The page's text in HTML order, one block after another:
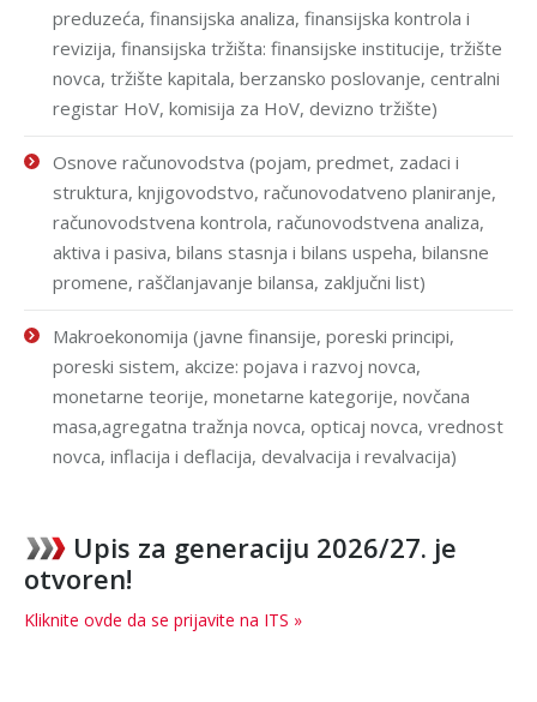
preduzeća, finansijska analiza, finansijska kontrola i
revizija, finansijska tržišta: finansijske institucije, tržište
novca, tržište kapitala, berzansko poslovanje, centralni
registar HoV, komisija za HoV, devizno tržište)
Osnove računovodstva (pojam, predmet, zadaci i
struktura, knjigovodstvo, računovodatveno planiranje,
računovodstvena kontrola, računovodstvena analiza,
aktiva i pasiva, bilans stasnja i bilans uspeha, bilansne
promene, raščlanjavanje bilansa, zaključni list)
Makroekonomija (javne finansije, poreski principi,
poreski sistem, akcize: pojava i razvoj novca,
monetarne teorije, monetarne kategorije, novčana
masa,agregatna tražnja novca, opticaj novca, vrednost
novca, inflacija i deflacija, devalvacija i revalvacija)
Upis za generaciju 2026/27. je
otvoren!
Kliknite ovde da se prijavite na ITS »